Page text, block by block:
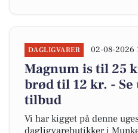
DAGLIGVARER 02-08-2026
Magnum is til 25
brød til 12 kr. - Se
tilbud
Vi har kigget på denne
dagligvarebutikker i